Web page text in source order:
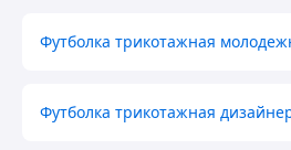
Футболка трикотажная
Футболка трикотажная